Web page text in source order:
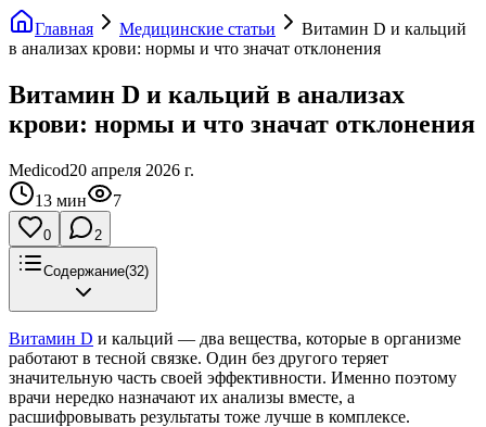
Главная Медицинские статьи
Витамин D и кальций
в анализах крови: нормы и что значат отклонения
Витамин D и кальций в анализах
крови: нормы и что значат отклонения
Medicod20 апреля 2026 г.
13 мин 7
0 2
Содержание(32)
Витамин D и кальций — два вещества, которые в организме
работают в тесной связке. Один без другого теряет
значительную часть своей эффективности. Именно поэтому
врачи нередко назначают их анализы вместе, а
расшифровывать результаты тоже лучше в комплексе.